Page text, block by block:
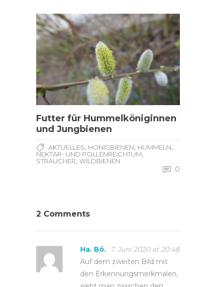
Futter für Hummelköniginnen
und Jungbienen
AKTUELLES, HONIGBIENEN, HUMMELN,
NEKTAR- UND POLLENREICHTUM,
STRÄUCHER, WILDBIENEN
0
2 Comments
Ha. Bö.
7. Juni 2020 at 20:48
Auf dem zweiten Bild mit
den Erkennungsmerkmalen,